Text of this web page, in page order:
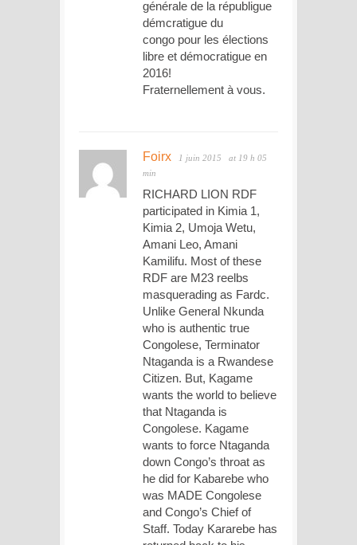
générale de la républigue
démcratigue du
congo pour les élections
libre et démocratigue en
2016!
Fraternellement à vous.
Foirx 1 juin 2015
at 19 h 05
min
RICHARD LION RDF
participated in Kimia 1,
Kimia 2, Umoja Wetu,
Amani Leo, Amani
Kamilifu. Most of these
RDF are M23 reelbs
masquerading as Fardc.
Unlike General Nkunda
who is authentic true
Congolese, Terminator
Ntaganda is a Rwandese
Citizen. But, Kagame
wants the world to believe
that Ntaganda is
Congolese. Kagame
wants to force Ntaganda
down Congo’s throat as
he did for Kabarebe who
was MADE Congolese
and Congo’s Chief of
Staff. Today Kararebe has